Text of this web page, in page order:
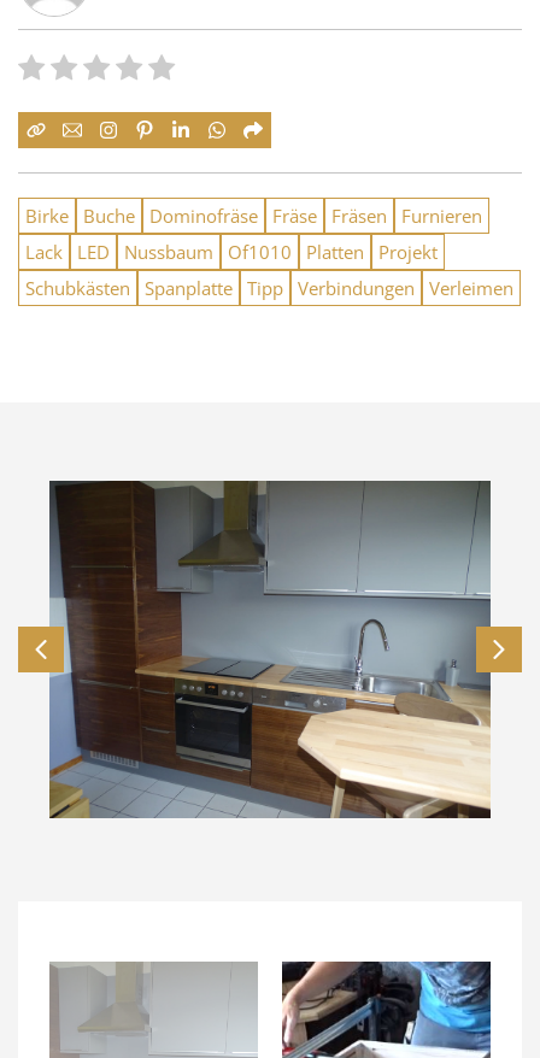
Birke Buche Dominofräse Fräse Fräsen
Furnieren
Lack
LED Nussbaum Of1010 Platten
Projekt
Schubkästen
Spanplatte Tipp Verbindungen Verleimen